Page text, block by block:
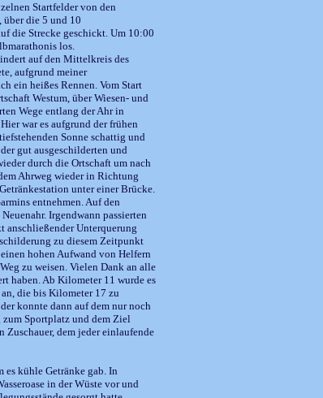
Startfelder von den
die 5 und 10
die Strecke geschickt. Um 10:00
los.
auf den Mittelkreis des
aufgrund meiner
ein heißes Rennen. Vom Start
Westum, über Wiesen- und
Wege entlang der Ahr in
war es aufgrund der frühen
Sonne schattig und
gut ausgeschilderten und
durch die Ortschaft um nach
Ahrweg wieder in Richtung
unter einer Brücke.
entnehmen. Auf den
Irgendwann passierten
anschließender Unterquerung
zu diesem Zeitpunkt
hohen Aufwand von Helfern
zu weisen. Vielen Dank an alle
haben. Ab Kilometer 11 wurde es
die bis Kilometer 17 zu
konnte dann auf dem nur noch
zum Sportplatz und dem Ziel
dem jeder einlaufende
es kühle Getränke gab. In
in der Wüste vor und